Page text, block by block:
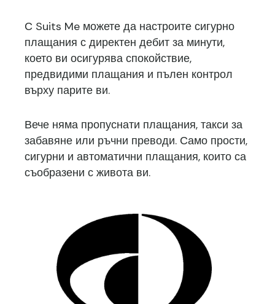
С Suits Me можете да настроите сигурно
плащания с директен дебит за минути,
което ви осигурява спокойствие,
предвидими плащания и пълен контрол
върху парите ви.
Вече няма пропуснати плащания, такси за
забавяне или ръчни преводи. Само прости,
сигурни и автоматични плащания, които са
съобразени с живота ви.